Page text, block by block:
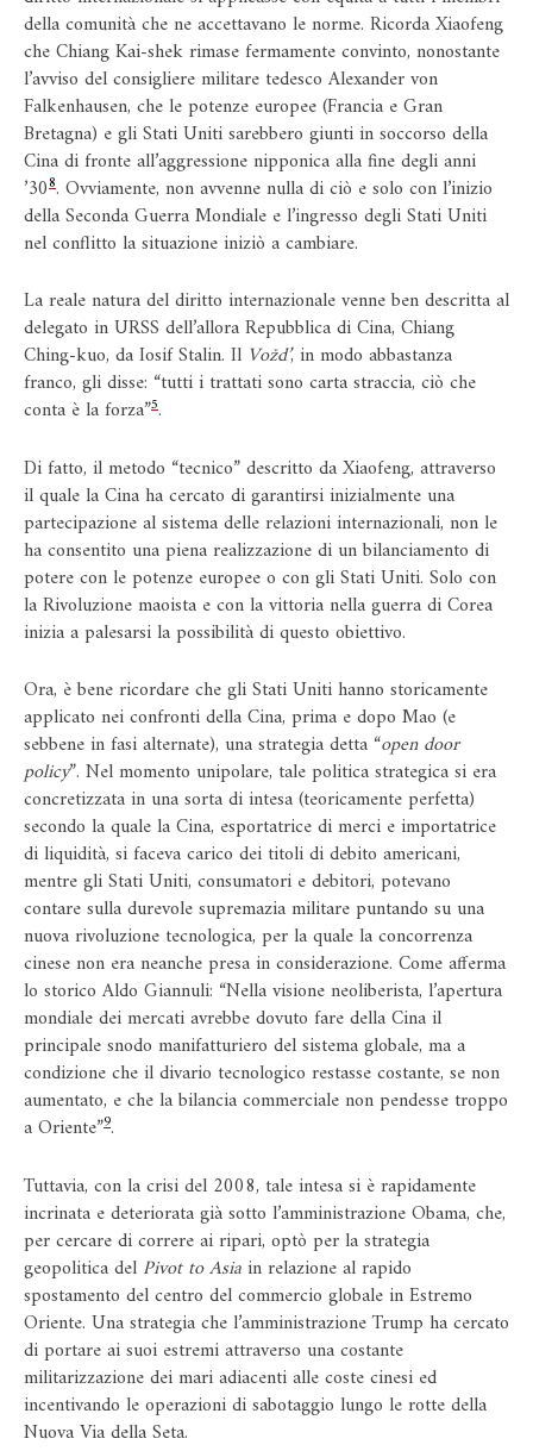
della comunità che ne accettavano le norme. Ricorda Xiaofeng
che Chiang Kai-shek rimase fermamente convinto, nonostante
l’avviso del consigliere militare tedesco Alexander von
Falkenhausen, che le potenze europee (Francia e Gran
Bretagna) e gli Stati Uniti sarebbero giunti in soccorso della
Cina di fronte all’aggressione nipponica alla fine degli anni
’308. Ovviamente, non avvenne nulla di ciò e solo con l’inizio
della Seconda Guerra Mondiale e l’ingresso degli Stati Uniti
nel conflitto la situazione iniziò a cambiare.
La reale natura del diritto internazionale venne ben descritta al
delegato in URSS dell’allora Repubblica di Cina, Chiang
Ching-kuo, da Iosif Stalin. Il Vožd’, in modo abbastanza
franco, gli disse: “tutti i trattati sono carta straccia, ciò che
conta è la forza”5.
Di fatto, il metodo “tecnico” descritto da Xiaofeng, attraverso
il quale la Cina ha cercato di garantirsi inizialmente una
partecipazione al sistema delle relazioni internazionali, non le
ha consentito una piena realizzazione di un bilanciamento di
potere con le potenze europee o con gli Stati Uniti. Solo con
la Rivoluzione maoista e con la vittoria nella guerra di Corea
inizia a palesarsi la possibilità di questo obiettivo.
Ora, è bene ricordare che gli Stati Uniti hanno storicamente
applicato nei confronti della Cina, prima e dopo Mao (e
sebbene in fasi alternate), una strategia detta “open door
policy”. Nel momento unipolare, tale politica strategica si era
concretizzata in una sorta di intesa (teoricamente perfetta)
secondo la quale la Cina, esportatrice di merci e importatrice
di liquidità, si faceva carico dei titoli di debito americani,
mentre gli Stati Uniti, consumatori e debitori, potevano
contare sulla durevole supremazia militare puntando su una
nuova rivoluzione tecnologica, per la quale la concorrenza
cinese non era neanche presa in considerazione. Come afferma
lo storico Aldo Giannuli: “Nella visione neoliberista, l’apertura
mondiale dei mercati avrebbe dovuto fare della Cina il
principale snodo manifatturiero del sistema globale, ma a
condizione che il divario tecnologico restasse costante, se non
aumentato, e che la bilancia commerciale non pendesse troppo
a Oriente”9.
Tuttavia, con la crisi del 2008, tale intesa si è rapidamente
incrinata e deteriorata già sotto l’amministrazione Obama, che,
per cercare di correre ai ripari, optò per la strategia
geopolitica del Pivot to Asiain relazione al rapido
spostamento del centro del commercio globale in Estremo
Oriente. Una strategia che l’amministrazione Trump ha cercato
di portare ai suoi estremi attraverso una costante
militarizzazione dei mari adiacenti alle coste cinesi ed
incentivando le operazioni di sabotaggio lungo le rotte della
Nuova Via della Seta.